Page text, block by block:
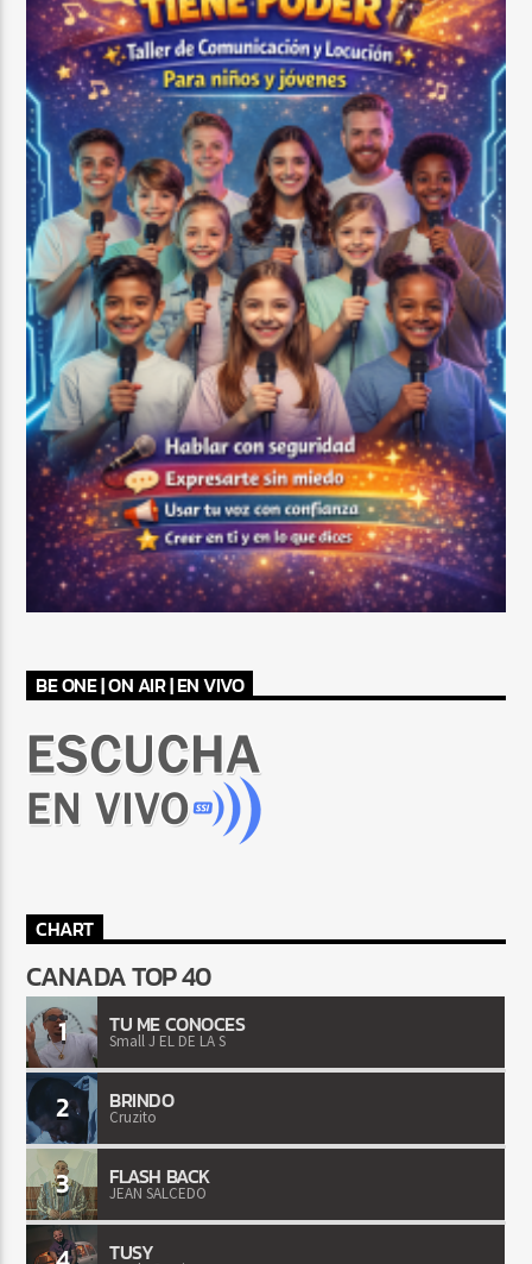
BE ONE | ON AIR | EN VIVO
CHART
CANADA TOP 40
1 TU ME CONOCES
Small J EL DE LA S
2 BRINDO
Cruzito
3 FLASH BACK
JEAN SALCEDO
TUSY